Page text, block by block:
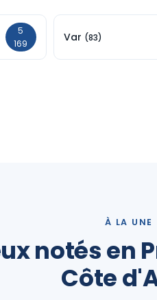
5
169
Var (83)
À LA UNE
notés en
Côte